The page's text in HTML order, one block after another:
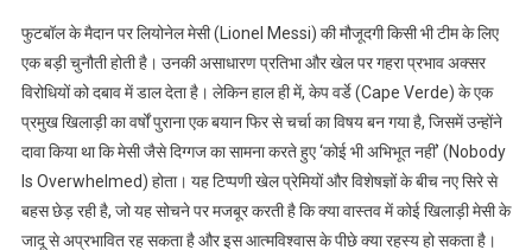
फुटबॉल के मैदान पर लियोनेल मेसी (Lionel Messi) की मौजूदगी किसी भी टीम के लिए
एक बड़ी चुनौती होती है। उनकी असाधारण प्रतिभा और खेल पर गहरा प्रभाव अक्सर
विरोधियों को दबाव में डाल देता है। लेकिन हाल ही में, केप वर्डे (Cape Verde) के एक
प्रमुख खिलाड़ी का वर्षों पुराना एक बयान फिर से चर्चा का विषय बन गया है, जिसमें उन्होंने
दावा किया था कि मेसी जैसे दिग्गज का सामना करते हुए ‘कोई भी अभिभूत नहीं’ (Nobody
Is Overwhelmed) होता। यह टिप्पणी खेल प्रेमियों और विशेषज्ञों के बीच नए सिरे से
बहस छेड़ रही है, जो यह सोचने पर मजबूर करती है कि क्या वास्तव में कोई खिलाड़ी मेसी के
जादू से अप्रभावित रह सकता है और इस आत्मविश्वास के पीछे क्या रहस्य हो सकता है।